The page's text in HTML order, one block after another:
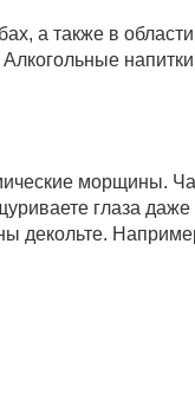
а также в
морщины.
глаза даже
декольте.